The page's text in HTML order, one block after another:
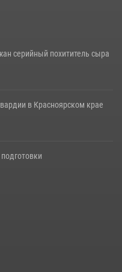
серийный похититель сыра
в Красноярском крае